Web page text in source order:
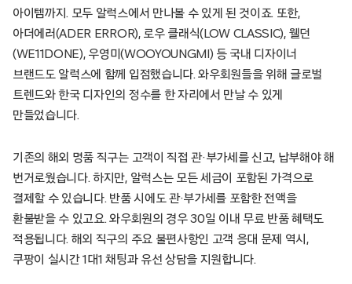
아이템까지. 모두 알럭스에서 만나볼 수 있게 된 것이죠. 또한,
아더에러(ADER ERROR), 로우 클래식(LOW CLASSIC), 웰던
(WE11DONE), 우영미(WOOYOUNGMI) 등 국내 디자이너
브랜드도 알럭스에 함께 입점했습니다. 와우회원들을 위해 글로벌
트렌드와 한국 디자인의 정수를 한 자리에서 만날 수 있게
만들었습니다.
기존의 해외 명품 직구는 고객이 직접 관·부가세를 신고, 납부해야 해
번거로웠습니다. 하지만, 알럭스는 모든 세금이 포함된 가격으로
결제할 수 있습니다. 반품 시에도 관·부가세를 포함한 전액을
환불받을 수 있고요. 와우회원의 경우 30일 이내 무료 반품 혜택도
적용됩니다. 해외 직구의 주요 불편사항인 고객 응대 문제 역시,
쿠팡이 실시간 1대1 채팅과 유선 상담을 지원합니다.